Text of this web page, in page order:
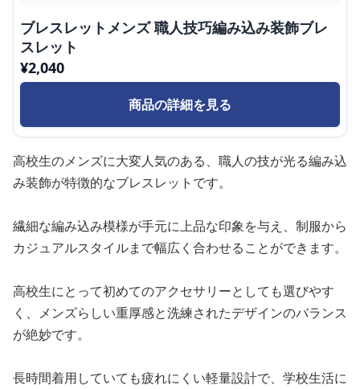
ブレスレットメンズ 職人技巧編み込み装飾ブレ
スレット
¥2,040
商品の詳細を見る
高校生のメンズに大変人気のある、職人の技が光る編み込
み装飾が特徴的なブレスレットです。
繊細な編み込み模様が手元に上品な印象を与え、制服から
カジュアルスタイルまで幅広く合わせることができます。
高校生にとって初めてのアクセサリーとしても選びやす
く、メンズらしい重厚感と洗練されたデザインのバランス
が絶妙です。
長時間着用していても疲れにくい軽量設計で、学校生活に